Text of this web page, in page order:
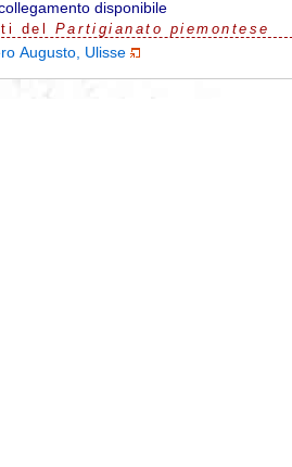
disponibile
del Partigianato piemontese
Augusto, Ulisse